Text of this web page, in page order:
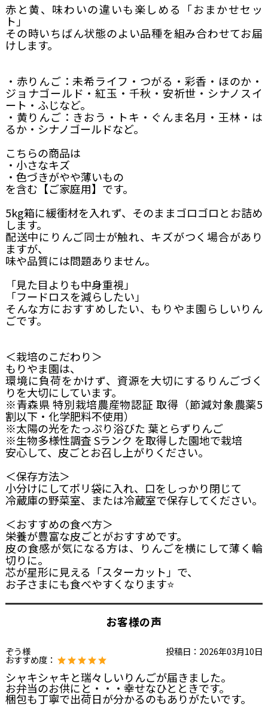
赤と黄、味わいの違いも楽しめる「おまかせセッ
ト」
その時いちばん状態のよい品種を組み合わせてお届
けします。
・赤りんご：未希ライフ・つがる・彩香・ほのか・
ジョナゴールド・紅玉・千秋・安祈世・シナノスイ
ート・ふじなど。
・黄りんご：きおう・トキ・ぐんま名月・王林・は
るか・シナノゴールドなど。
こちらの商品は
・小さなキズ
・色づきがやや薄いもの
を含む【ご家庭用】です。
5kg箱に緩衝材を入れず、そのままゴロゴロとお詰め
します。
配送中にりんご同士が触れ、キズがつく場合があり
ますが、
味や品質には問題ありません。
「見た目よりも中身重視」
「フードロスを減らしたい」
そんな方におすすめしたい、もりやま園らしいりん
ごです。
＜栽培のこだわり＞
もりやま園は、
環境に負荷をかけず、資源を大切にするりんごづく
りを大切にしています。
※青森県 特別栽培農産物認証 取得（節減対象農薬5
割以下・化学肥料不使用）
※太陽の光をたっぷり浴びた 葉とらずりんご
※生物多様性調査 Sランク を取得した園地で栽培
安心して、皮ごとお召し上がりください。
＜保存方法＞
小分けにしてポリ袋に入れ、口をしっかり閉じて
冷蔵庫の野菜室、または冷蔵室で保存してください。
＜おすすめの食べ方＞
栄養が豊富な皮ごとがおすすめです。
皮の食感が気になる方は、りんごを横にして薄く輪
切りに。
芯が星形に見える「スターカット」で、
お子さまにも食べやすくなります⭐
お客様の声
ぞう様 投稿日： 2026年03月10日
おすすめ度：
シャキシャキと瑞々しいりんごが届きました。
お弁当のお供にと・・・幸せなひとときです。
梱包も丁寧で出荷日が分かるのもありがたいです。